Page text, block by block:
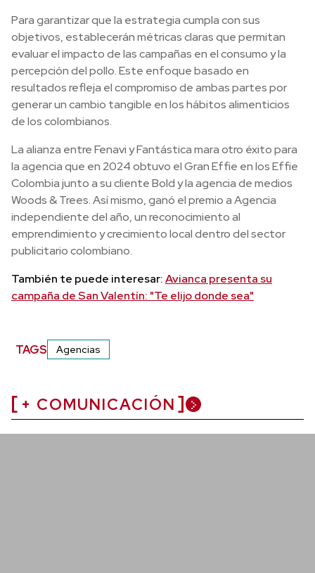
Para garantizar que la estrategia cumpla con sus
objetivos, establecerán métricas claras que permitan
evaluar el impacto de las campañas en el consumo y la
percepción del pollo. Este enfoque basado en
resultados refleja el compromiso de ambas partes por
generar un cambio tangible en los hábitos alimenticios
de los colombianos.
La alianza entre Fenavi y Fantástica mara otro éxito para
la agencia que en 2024 obtuvo el Gran Effie en los Effie
Colombia junto a su cliente Bold y la agencia de medios
Woods & Trees. Así mismo, ganó el premio a Agencia
independiente del año, un reconocimiento al
emprendimiento y crecimiento local dentro del sector
publicitario colombiano.
También te puede interesar:Avianca presenta su
campaña de San Valentín: "Te elijo donde sea"
TAGS Agencias
+ COMUNICACIÓN